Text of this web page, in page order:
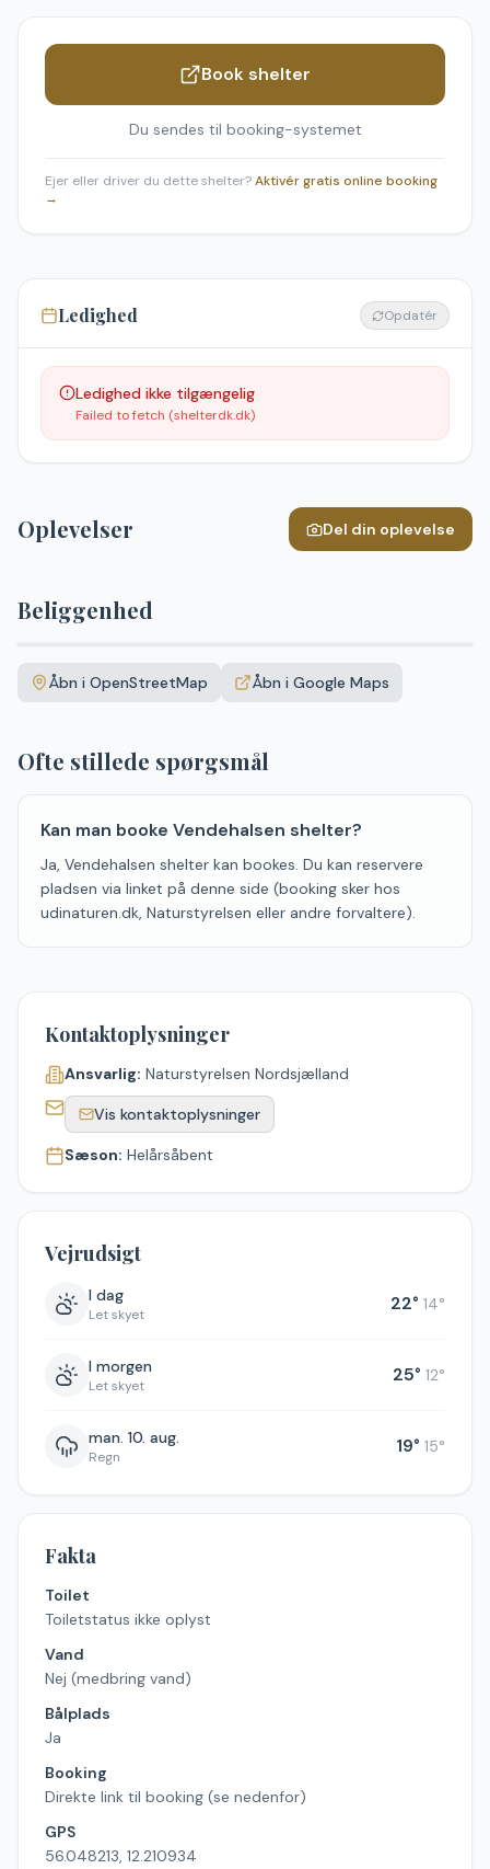
Book shelter
Du sendes til booking-systemet
Ejer eller driver du dette shelter?Aktivér gratis online booking
→
Ledighed Opdatér
Ledighed ikke tilgængelig
Failed to fetch (shelterdk.dk)
Oplevelser Del din oplevelse
Beliggenhed
+Åbn i OpenStreetMap Åbn i Google Maps
Ofte stillede spørgsmål
Kan man booke Vendehalsen shelter?
Ja, Vendehalsen shelter kan bookes. Du kan reservere
pladsen via linket på denne side (booking sker hos
udinaturen.dk, Naturstyrelsen eller andre forvaltere).
Kontaktoplysninger
Ansvarlig: Naturstyrelsen Nordsjælland
Vis kontaktoplysninger
Sæson: Helårsåbent
Vejrudsigt
I dag
Let skyet 22° 14°
I morgen
Let skyet 25° 12°
man. 10. aug.
Regn 19° 15°
Fakta
Toilet
Toiletstatus ikke oplyst
Vand
Nej (medbring vand)
Bålplads
Ja
Booking
Direkte link til booking (se nedenfor)
GPS
56.048213, 12.210934